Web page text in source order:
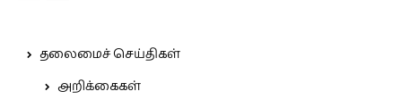
தலைமைச் செய்திகள்
அறிக்கைகள்